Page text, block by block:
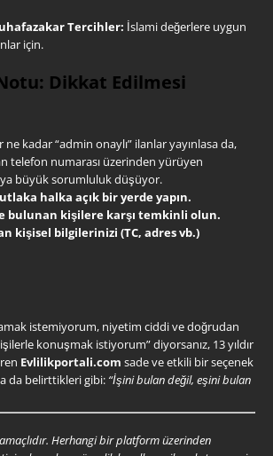
Tercihler: İslami değerlere uygun
için.
Dikkat Edilmesi
kadar “admin onaylı” ilanlar yayınlasa da,
telefon numarası üzerinden yürüyen
büyük sorumluluk düşüyor.
halka açık bir yerde yapın.
bulunan kişilere karşı temkinli olun.
kişisel bilgilerinizi (TC, adres vb.)
istemiyorum, niyetim ciddi ve doğrudan
konuşmak istiyorum” diyorsanız, 13 yıldır
Evlilikportali.com sade ve etkili bir seçenek
da belirttikleri gibi: “İşini bulan değil, eşini bulan
Herhangi bir platform üzerinden